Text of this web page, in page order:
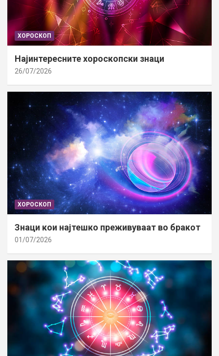
ХОРОСКОП
Најинтересните хороскопски знаци
26/07/2026
ХОРОСКОП
Знаци кои најтешко преживуваат во бракот
01/07/2026